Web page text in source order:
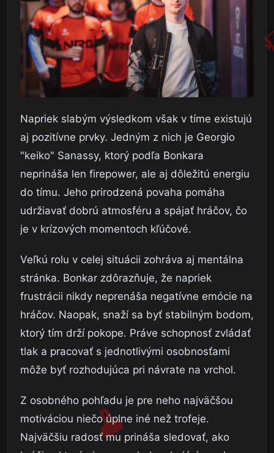
Napriek slabým výsledkom však v tíme existujú
aj pozitívne prvky. Jedným z nich je Georgio
"keiko" Sanassy, ktorý podľa Bonkara
neprináša len firepower, ale aj dôležitú energiu
do tímu. Jeho prirodzená povaha pomáha
udržiavať dobrú atmosféru a spájať hráčov, čo
je v krízových momentoch kľúčové.
Veľkú rolu v celej situácii zohráva aj mentálna
stránka. Bonkar zdôrazňuje, že napriek
frustrácii nikdy neprenáša negatívne emócie na
hráčov. Naopak, snaží sa byť stabilným bodom,
ktorý tím drží pokope. Práve schopnosť zvládať
tlak a pracovať s jednotlivými osobnosťami
môže byť rozhodujúca pri návrate na vrchol.
Z osobného pohľadu je pre neho najväčšou
motiváciou niečo úplne iné než trofeje.
Najväčšiu radosť mu prináša sledovať, ako